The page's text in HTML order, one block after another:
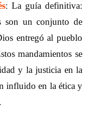
: La guía definitiva:
son un conjunto de
entregó al pueblo
mandamientos se
y la justicia en la
influido en la ética y